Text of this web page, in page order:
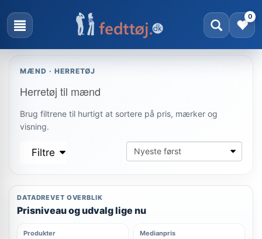
0
MÆND · HERRETØJ
Herretøj til mænd
Brug filtrene til hurtigt at sortere på pris, mærker og
visning.
Filtre
DATADREVET OVERBLIK
Prisniveau og udvalg lige nu
Produkter Medianpris